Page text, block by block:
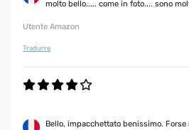
molto bello..... come in foto.... sono
Utente Amazon
Tradurre
Bello, impacchettato benissimo.